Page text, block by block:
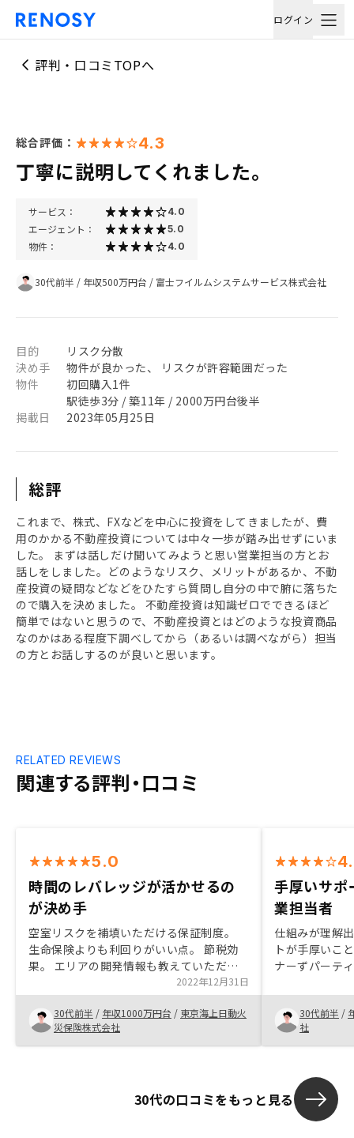
ログイン
評判・口コミTOPへ
総合評価： 4.3
丁寧に説明してくれました。
サービス： 4.0
エージェント： 5.0
物件： 4.0
30代前半 / 年収500万円台 / 富士フイルムシステムサービス株式会社
目的
リスク分散
決め手
物件が良かった、 リスクが許容範囲だった
物件
初回購入1件
駅徒歩3分 / 築11年 / 2000万円台後半
掲載日
2023年05月25日
総評
これまで、株式、FXなどを中心に投資をしてきましたが、費
用のかかる不動産投資については中々一歩が踏み出せずにいま
した。 まずは話しだけ聞いてみようと思い営業担当の方とお
話しをしました。どのようなリスク、メリットがあるか、不動
産投資の疑問などなどをひたすら質問し自分の中で腑に落ちた
ので購入を決めました。 不動産投資は知識ゼロでできるほど
簡単ではないと思うので、不動産投資とはどのような投資商品
なのかはある程度下調べしてから（あるいは調べながら）担当
の方とお話しするのが良いと思います。
関連する評判・口コミ
RELATED REVIEWS
5.0
時間のレバレッジが活かせるの
が決め手
空室リスクを補填いただける保証制度。
生命保険よりも利回りがいい点。 節税効
果。 エリアの開発情報も教えていただけ
る。 月々少ない負担で、運用ができる。
その他は特段ございませんが、担当営業の
熱心な提案に心を打たれました。
2022年12月31日
30代前半 / 年収1000万円台 / 東京海上日動火
災保険株式会社
手厚いサポ
業担当者
仕組みが理解
トが手厚いこ
ナーずパーテ
手続きなどか
るので安心感
ついてもう少
い。 出口戦略
30代前半 /
社
30代の口コミをもっと見る